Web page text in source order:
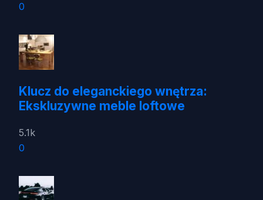
0
Klucz do eleganckiego wnętrza:
Ekskluzywne meble loftowe
5.1k
0